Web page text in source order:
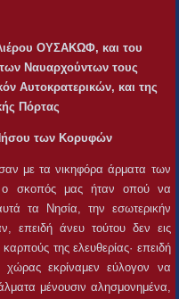
ΟΥΣΑΚΩΦ, και του
Ναυαρχούντων τους
Αυτοκρατερικών, και της
Πόρτας
των Κορυφών
με τα νικηφόρα άρματα των
ο σκοπός μας ήταν οπού να
τα Νησία, την εσωτερικήν
επειδή άνευ τούτου δεν εις
της ελευθερίας· επειδή
χώρας εκρίναμεν εύλογον να
μένουσιν αλησμονημένα,